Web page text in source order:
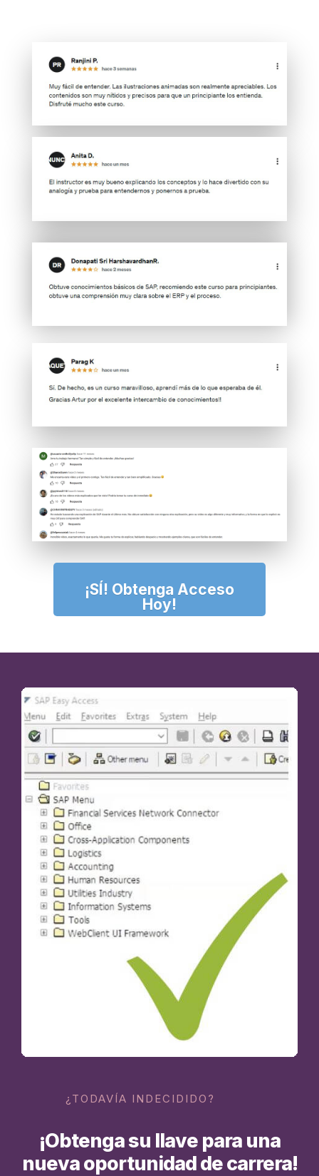
¡SÍ! Obtenga Acceso
Hoy!
¿TODAVÍA INDECIDIDO?
¡Obtenga su llave para una
nueva oportunidad de carrera!